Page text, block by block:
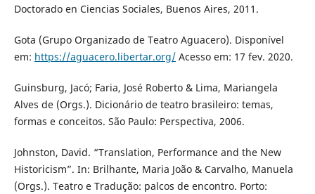
Doctorado en Ciencias Sociales, Buenos Aires, 2011.
Gota (Grupo Organizado de Teatro Aguacero). Disponível
em: https://aguacero.libertar.org/Acesso em: 17 fev. 2020.
Guinsburg, Jacó; Faria, José Roberto & Lima, Mariangela
Alves de (Orgs.). Dicionário de teatro brasileiro: temas,
formas e conceitos. São Paulo: Perspectiva, 2006.
Johnston, David. “Translation, Performance and the New
Historicism”. In: Brilhante, Maria João & Carvalho, Manuela
(Orgs.). Teatro e Tradução: palcos de encontro. Porto: